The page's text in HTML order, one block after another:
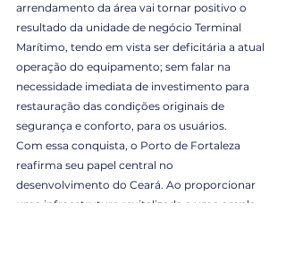
arrendamento da área vai tornar positivo o
resultado da unidade de negócio Terminal
Marítimo, tendo em vista ser deficitária a atual
operação do equipamento; sem falar na
necessidade imediata de investimento para
restauração das condições originais de
segurança e conforto, para os usuários.
Com essa conquista, o Porto de Fortaleza
reafirma seu papel central no
desenvolvimento do Ceará. Ao proporcionar
uma infraestrutura revitalizada e uma ampla